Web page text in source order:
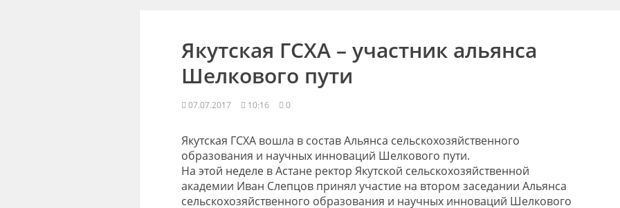
Якутская ГСХА – участник альянса
Шелкового пути
07.07.2017 10:16 0
Якутская ГСХА вошла в состав Альянса сельскохозяйственного
образования и научных инноваций Шелкового пути.
На этой неделе в Астане ректор Якутской сельскохозяйственной
академии Иван Слепцов принял участие на втором заседании Альянса
сельскохозяйственного образования и научных инноваций Шелкового